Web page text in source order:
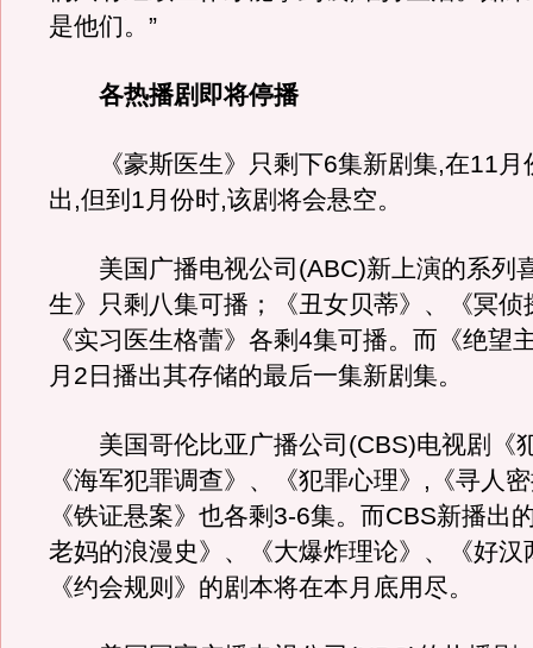
是他们。”
各热播剧即将停播
《豪斯医生》只剩下6集新剧集,在11月
出,但到1月份时,该剧将会悬空。
美国广播电视公司(ABC)新上演的系列
生》只剩八集可播；《丑女贝蒂》、《冥侦
《实习医生格蕾》各剩4集可播。而《绝望
月2日播出其存储的最后一集新剧集。
美国哥伦比亚广播公司(CBS)电视剧《
《海军犯罪调查》、《犯罪心理》,《寻人
《铁证悬案》也各剩3-6集。而CBS新播出
老妈的浪漫史》、《大爆炸理论》、《好汉
《约会规则》的剧本将在本月底用尽。